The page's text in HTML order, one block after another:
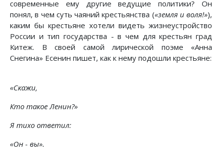
современные ему другие ведущие политики? Он
понял, в чем суть чаяний крестьянства («земля и воля!»),
каким бы крестьяне хотели видеть жизнеустройство
России и тип государства - в чем для крестьян град
Китеж. В своей самой лирической поэме «Анна
Снегина» Есенин пишет, как к нему подошли крестьяне:
«Скажи,
Кто такое Ленин?»
Я тихо ответил:
«Он - вы».